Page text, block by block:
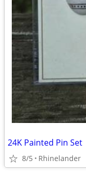
24K Painted Pin Set
8/5 Rhinelander